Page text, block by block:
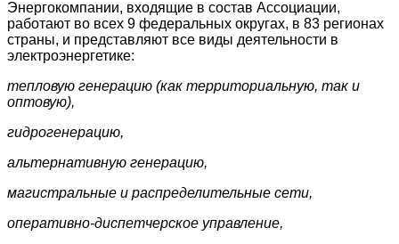
Энергокомпании, входящие в состав Ассоциации,
работают во всех 9 федеральных округах, в 83 регионах
страны, и представляют все виды деятельности в
электроэнергетике:
тепловую генерацию (как территориальную, так и
оптовую),
гидрогенерацию,
альтернативную генерацию,
магистральные и распределительные сети,
оперативно-диспетчерское управление,